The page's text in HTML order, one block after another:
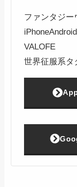
ファンタジー
iPhoneAndroid
VALOFE
世界征服系タ